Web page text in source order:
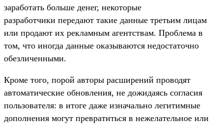
заработать больше денег, некоторые
разработчики передают такие данные третьим лицам
или продают их рекламным агентствам. Проблема в
том, что иногда данные оказываются недостаточно
обезличенными.
Кроме того, порой авторы расширений проводят
автоматические обновления, не дожидаясь согласия
пользователя: в итоге даже изначально легитимные
дополнения могут превратиться в нежелательное или